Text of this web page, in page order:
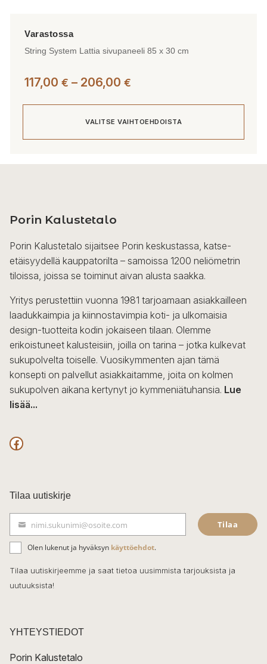
String System Lattia sivupaneeli 85 x 30 cm
117,00 € – 206,00 €
206,00 €
VALITSE VAIHTOEHDOISTA
muunnelma.
tehdä
valinnat
tuotteen
sivulla.
Porin Kalustetalo
Porin Kalustetalo sijaitsee Porin keskustassa, katse-
etäisyydellä kauppatorilta – samoissa 1200 neliömetrin
tiloissa, joissa se toiminut aivan alusta saakka.
Yritys perustettiin vuonna 1981 tarjoamaan asiakkailleen
laadukkaimpia ja kiinnostavimpia koti- ja ulkomaisia
design-tuotteita kodin jokaiseen tilaan. Olemme
erikoistuneet kalusteisiin, joilla on tarina – jotka kulkevat
sukupolvelta toiselle. Vuosikymmenten ajan tämä
konsepti on palvellut asiakkaitamme, joita on kolmen
sukupolven aikana kertynyt jo kymmeniätuhansia. Lue
lisää...
F
c
e
b
o
o
k
Tilaa uutiskirje
ä
h
k
t
nimi.sukunimi@osoite.com Tilaa
Olen lukenut ja hyväksyn käyttöehdot.
Tilaa uutiskirjeemme ja saat tietoa uusimmista tarjouksista ja
uutuuksista!
YHTEYSTIEDOT
Porin Kalustetalo